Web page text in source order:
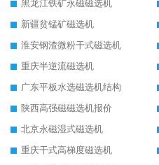
黑龙江铁矿永磁磁选机
新疆贫锰矿磁选机
淮安钢渣微粉干式磁选机
重庆半逆流磁选机
广东平板水选磁选机结构
陕西高强磁磁选机报价
北京永磁湿式磁选机
重庆干式高梯度磁选机